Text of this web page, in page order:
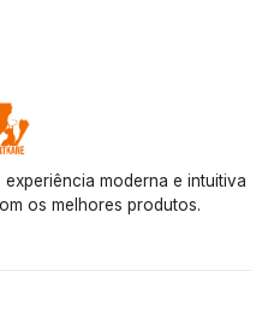
moderna e intuitiva
os melhores produtos.